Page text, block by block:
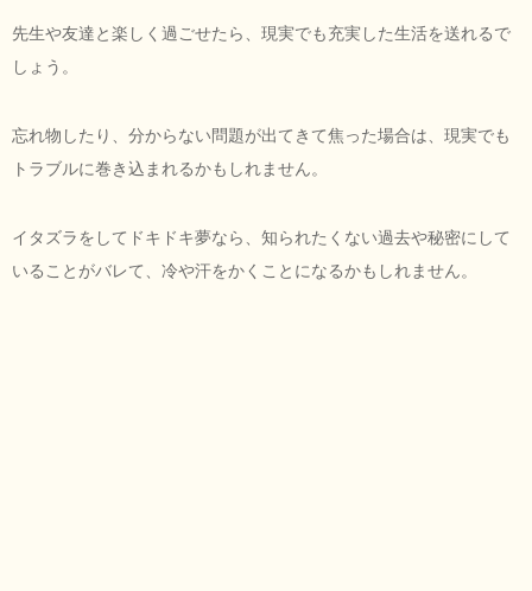
先生や友達と楽しく過ごせたら、現実でも充実した生活を送れるで
しょう。
忘れ物したり、分からない問題が出てきて焦った場合は、現実でも
トラブルに巻き込まれるかもしれません。
イタズラをしてドキドキ夢なら、知られたくない過去や秘密にして
いることがバレて、冷や汗をかくことになるかもしれません。